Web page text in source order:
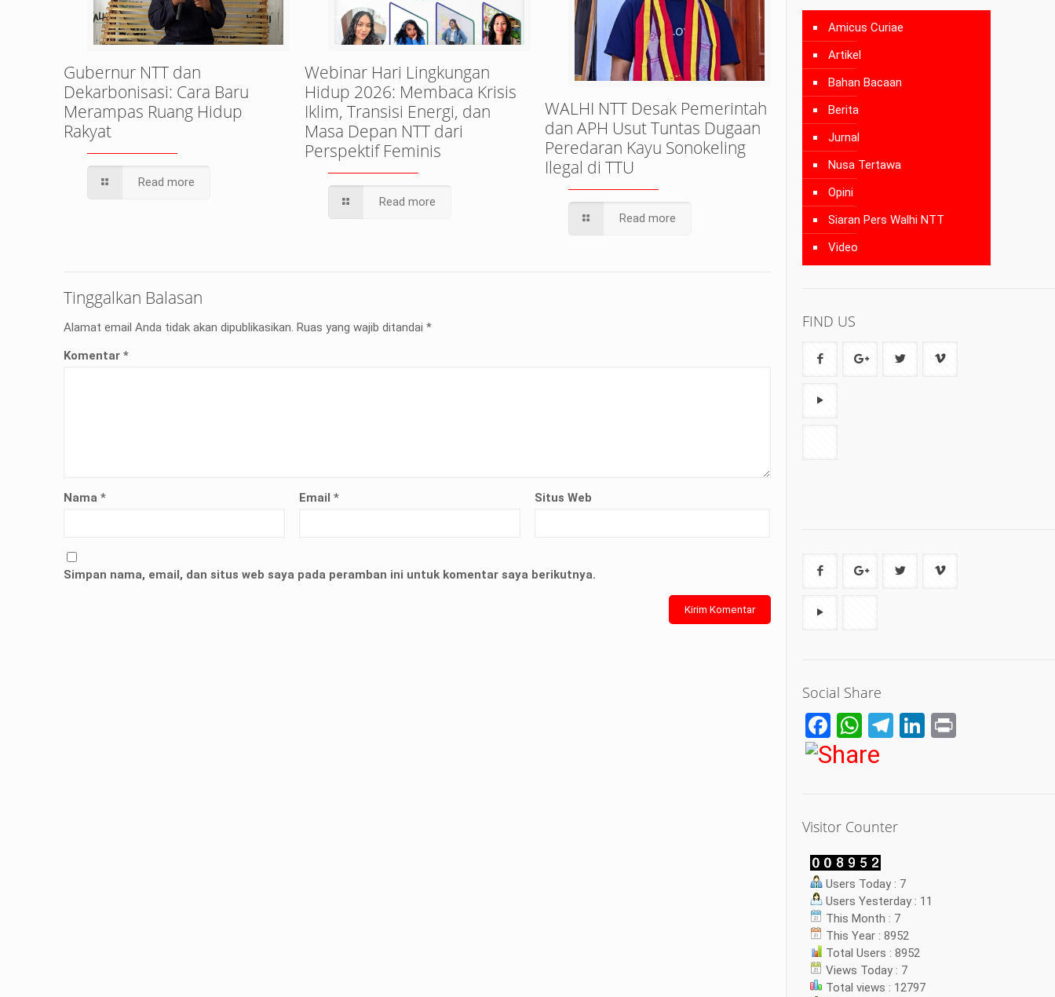
Gubernur NTT dan
Dekarbonisasi: Cara Baru
Merampas Ruang Hidup
Rakyat
Read more
Webinar Hari Lingkungan
Hidup 2026: Membaca Krisis
Iklim, Transisi Energi, dan
Masa Depan NTT dari
Perspektif Feminis
Read more
WALHI NTT Desak Pemerintah
dan APH Usut Tuntas Dugaan
Peredaran Kayu Sonokeling
Ilegal di TTU
Read more
Tinggalkan Balasan
Alamat email Anda tidak akan dipublikasikan. Ruas yang wajib ditandai*
Komentar*
Nama* Email* Situs Web
Simpan nama, email, dan situs web saya pada peramban ini untuk komentar saya berikutnya.
Amicus Curiae
Artikel
Bahan Bacaan
Berita
Jurnal
Nusa Tertawa
Opini
Siaran Pers Walhi NTT
Video
FIND US
Social Share
Facebook
WhatsApp
Telegram
LinkedIn
Visitor Counter
Users Today : 7
Users Yesterday : 11
This Month : 7
This Year : 8952
Total Users : 8952
Views Today : 7
Total views : 12797